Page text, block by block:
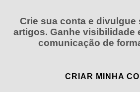
Crie sua conta e divulgue
artigos. Ganhe visibilidade
comunicação de
CRIAR MINHA